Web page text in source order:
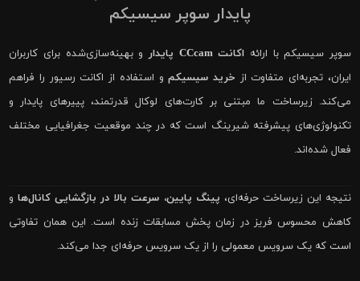
پایدار سوپر سیسیکم
سوپر سیسیکم با ارائه اکانت CCcam پایدار
و بهینه‌سازی‌شده برای کاربران
ایران، تجربه‌ای متفاوت از خرید سیسیکمو استفاده از اکانت رسیور را فراهم
می‌کند. زیرساخت ما مبتنی بر کارت‌های لوکال قدرتمند، پییرهای پایدار و
تکنولوژی‌های پیشرفته شیرینگ است که در چند موقعیت جغرافیایی مختلف
فعال شده‌اند.
نتیجه این زیرساخت حرفه‌ای، پینگ پایین، سرعت بالا در بازگشایی کانال‌هاو
کاهش محسوس فریز در زمان پخش مسابقات زنده است. این همان تفاوتی
است که یک سرویس معمولی را از یک سرویس حرفه‌ای جدا می‌کند.